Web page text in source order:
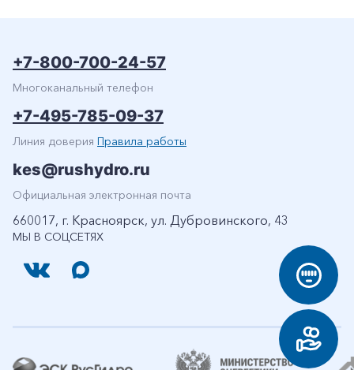
МЫ В СОЦСЕТЯХ
+7-800-700-24-57
Многоканальный телефон
+7-495-785-09-37
Линия доверия Правила работы
kes@rushydro.ru
Официальная электронная почта
660017, г. Красноярск, ул. Дубровинского, 43